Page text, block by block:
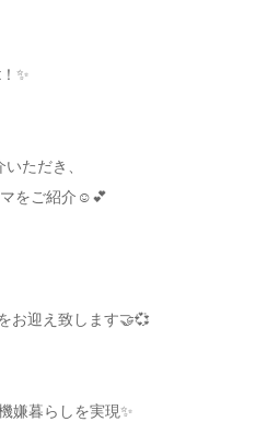
✨
ただき、
をご紹介☺️💕
お迎え致します🤝💞
嫌暮らしを実現✨